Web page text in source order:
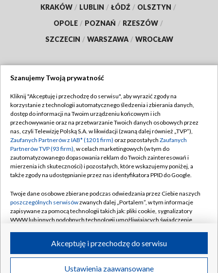
KRAKÓW / LUBLIN / ŁÓDŹ / OLSZTYN /
OPOLE / POZNAŃ / RZESZÓW /
SZCZECIN / WARSZAWA / WROCŁAW
TVP
Abonament TVP
Emisja w TVP
Centrum informacji TVP
Naziemna Telewizja Cyfrowa
Rada Programowa
System NOS
Informacje o nadawcy
Program dla prasy
Regulamin TVP
Polityka prywatności
Moje zgody
Pomoc
Kontakt
Kanały
©2026 Telewizja Polska S.A. w likwidacji
Szanujemy Twoją prywatność
Kliknij "Akceptuję i przechodzę do serwisu", aby wyrazić zgody na
korzystanie z technologii automatycznego śledzenia i zbierania danych,
dostęp do informacji na Twoim urządzeniu końcowym i ich
przechowywanie oraz na przetwarzanie Twoich danych osobowych przez
nas, czyli Telewizję Polską S.A. w likwidacji (zwaną dalej również „TVP”),
Zaufanych Partnerów z IAB* (1201 firm) oraz pozostałych Zaufanych
Partnerów TVP (93 firm), w celach marketingowych (w tym do
zautomatyzowanego dopasowania reklam do Twoich zainteresowań i
mierzenia ich skuteczności) i pozostałych, które wskazujemy poniżej, a
także zgody na udostępnianie przez nas identyfikatora PPID do Google.
Twoje dane osobowe zbierane podczas odwiedzania przez Ciebie naszych
poszczególnych serwisówzwanych dalej „Portalem”, w tym informacje
zapisywane za pomocą technologii takich jak: pliki cookie, sygnalizatory
WWW lub innych podobnych technologii umożliwiających świadczenie
ruchu w Internecie.
Twoje dane osobowe zbierane podczas odwiedzania przez Ciebie
Ustawienia zaawansowane
Akceptuję i przechodzę do serwisu